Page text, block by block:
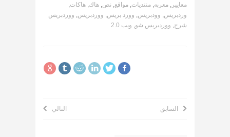
معايير , معربه, منتديات, مواقع, نص, هاك, هاكات,
وردبريس, وودبريس, وورد بريس, ووردبريس, ووردبريس
شرح, ووردبريس شو, ويب 2.0
السابق التالي